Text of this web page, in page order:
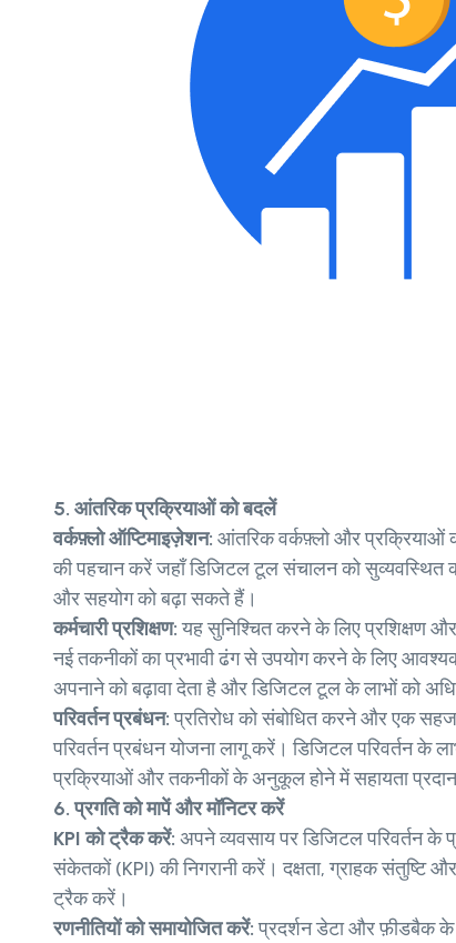
5. आंतरिक प्रक्रियाओं को बदलें
वर्कफ़्लो ऑप्टिमाइज़ेशन: आंतरिक वर्कफ़्लो और प्रक्रियाओं
की पहचान करें जहाँ डिजिटल टूल संचालन को
और सहयोग को बढ़ा सकते हैं।
कर्मचारी प्रशिक्षण:यह सुनिश्चित करने के लिए प्रशिक्षण
नई तकनीकों का प्रभावी ढंग से उपयोग करने के लिए
अपनाने को बढ़ावा देता है और डिजिटल टूल के लाभों को
परिवर्तन प्रबंधन:प्रतिरोध को संबोधित करने और एक
परिवर्तन प्रबंधन योजना लागू करें। डिजिटल परिवर्तन के
प्रक्रियाओं और तकनीकों के अनुकूल होने में सहायता
6. प्रगति को मापें और मॉनिटर करें
KPI को ट्रैक करें: अपने व्यवसाय पर डिजिटल परिवर्तन के
संकेतकों (KPI) की निगरानी करें। दक्षता, ग्राहक संतुष्टि
ट्रैक करें।
रणनीतियों को समायोजित करें:प्रदर्शन डेटा और फ़ीडबैक के